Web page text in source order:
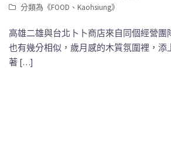
分類為《FOOD 、 Kaohsiung》
高雄二雄與台北卜卜商店來自同個經營團
也有幾分相似，歲月感的木質氛圍裡，添
著 […]